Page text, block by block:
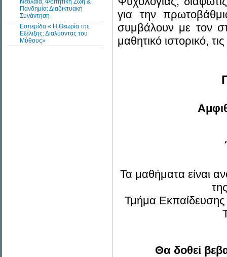
Νεολαία, Φοιτητική Ζωή &
Πανδημία: Διαδικτυακή
Συνάντηση
Εσπερίδα « Η Θεωρία της
Εξέλιξης: Διαλύοντας του
Μύθους»
για την
συμβάλουν με τον
μαθητικό ιστορικό,
Τα μαθήματα είναι
Τμήμα Εκπαίδευσης
Θα δοθεί